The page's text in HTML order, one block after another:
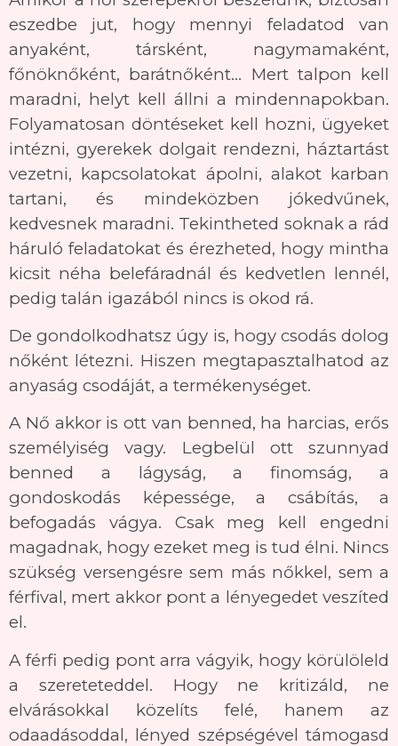
eszedbe jut, hogy mennyi feladatod van
anyaként, társként, nagymamaként,
főnöknőként, barátnőként… Mert talpon kell
maradni, helyt kell állni a mindennapokban.
Folyamatosan döntéseket kell hozni, ügyeket
intézni, gyerekek dolgait rendezni, háztartást
vezetni, kapcsolatokat ápolni, alakot karban
tartani, és mindeközben jókedvűnek,
kedvesnek maradni. Tekintheted soknak a rád
háruló feladatokat és érezheted, hogy mintha
kicsit néha belefáradnál és kedvetlen lennél,
pedig talán igazából nincs is okod rá.
De gondolkodhatsz úgy is, hogy csodás dolog
nőként létezni. Hiszen megtapasztalhatod az
anyaság csodáját, a termékenységet.
A Nő akkor is ott van benned, ha harcias, erős
személyiség vagy. Legbelül ott szunnyad
benned a lágyság, a finomság, a
gondoskodás képessége, a csábítás, a
befogadás vágya. Csak meg kell engedni
magadnak, hogy ezeket meg is tud élni. Nincs
szükség versengésre sem más nőkkel, sem a
férfival, mert akkor pont a lényegedet veszíted
el.
A férfi pedig pont arra vágyik, hogy körülöleld
a szereteteddel. Hogy ne kritizáld, ne
elvárásokkal közelíts felé, hanem az
odaadásoddal, lényed szépségével támogasd